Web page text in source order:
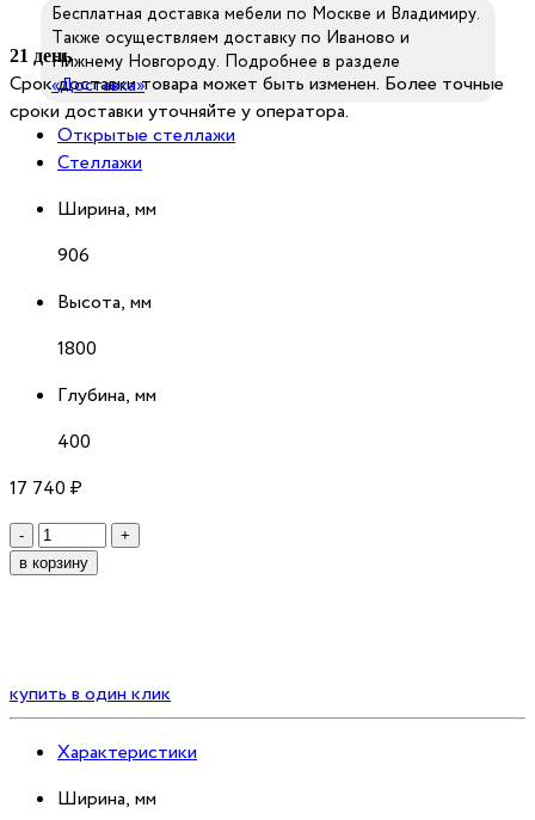
21 день
Срок доставки товара может быть изменен. Более точные
сроки доставки уточняйте у оператора.
Бесплатная доставка мебели по Москве и Владимиру.
Также осуществляем доставку по Иваново и
Нижнему Новгороду. Подробнее в разделе
«Доставка»
Открытые стеллажи
Стеллажи
Ширина, мм
906
Высота, мм
1800
Глубина, мм
400
17 740 ₽
- Количество
+
в корзину
купить в один клик
Характеристики
Ширина, мм